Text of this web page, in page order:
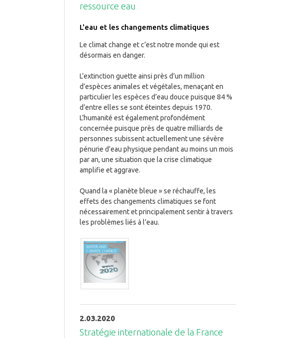
ressource eau
L'eau et les changements climatiques
Le climat change et c’est notre monde qui est
désormais en danger.
L’extinction guette ainsi près d’un million
d’espèces animales et végétales, menaçant en
particulier les espèces d’eau douce puisque 84 %
d’entre elles se sont éteintes depuis 1970.
L’humanité est également profondément
concernée puisque près de quatre milliards de
personnes subissent actuellement une sévère
pénurie d’eau physique pendant au moins un mois
par an, une situation que la crise climatique
amplifie et aggrave.
Quand la « planète bleue » se réchauffe, les
effets des changements climatiques se font
nécessairement et principalement sentir à travers
les problèmes liés à l’eau.
2.03.2020
Stratégie internationale de la France